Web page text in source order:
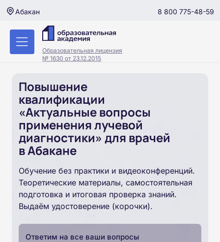
Абакан 8 800 775-48-59
Образовательная лицензия
№ 1630 от 23.12.2015
Повышение
квалификации
«Актуальные вопросы
применения лучевой
диагностики» для врачей
в Абакане
Обучение без практики и видеоконференций.
Теоретические материалы, самостоятельная
подготовка и итоговая проверка знаний.
Выдаём удостоверение (корочки).
Ответим на все ваши вопросы